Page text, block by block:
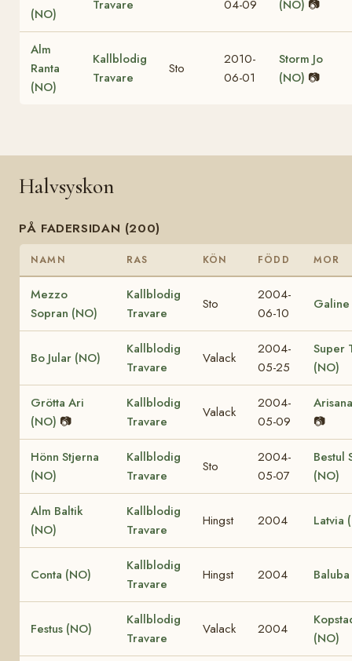
(NO)
Travare 04-09 (NO) 📷
Alm
Ranta
(NO)
Kallblodig
Travare
Sto
2010-
06-01
Storm Jo
(NO) 📷
Halvsyskon
PÅ FADERSIDAN (200)
NAMN RAS KÖN FÖDD MOR
Mezzo
Sopran (NO)
Kallblodig
Travare
Sto
2004-
06-10
Bo Jular (NO)
Kallblodig
Travare
Valack
2004-
05-25
Super
(NO)
Grötta Ari
(NO) 📷
Kallblodig
Travare
Valack
2004-
05-09
📷
Hönn Stjerna
(NO)
Kallblodig
Travare
Sto
2004-
05-07
Bestul
(NO)
Alm Baltik
(NO)
Kallblodig
Travare
Hingst 2004 Latvia
Conta (NO)
Kallblodig
Travare
Hingst 2004
Festus (NO)
Kallblodig
Travare
Valack 2004
(NO)